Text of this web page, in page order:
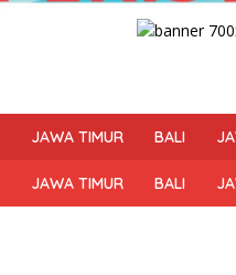
JAWA TIMUR BALI
JAWA TIMUR BALI